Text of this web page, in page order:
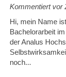
Kommentiert vor
Hi, mein Name
Bachelorarbeit
der Analus
noch...